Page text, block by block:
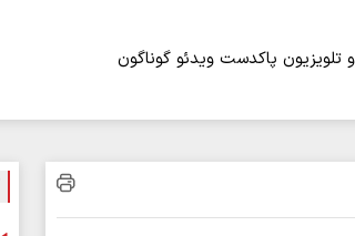
تلویزیون پاکدست ویدئو گوناگون